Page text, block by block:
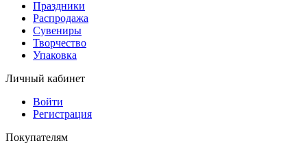
Праздники
Распродажа
Сувениры
Творчество
Упаковка
Личный кабинет
Войти
Регистрация
Покупателям